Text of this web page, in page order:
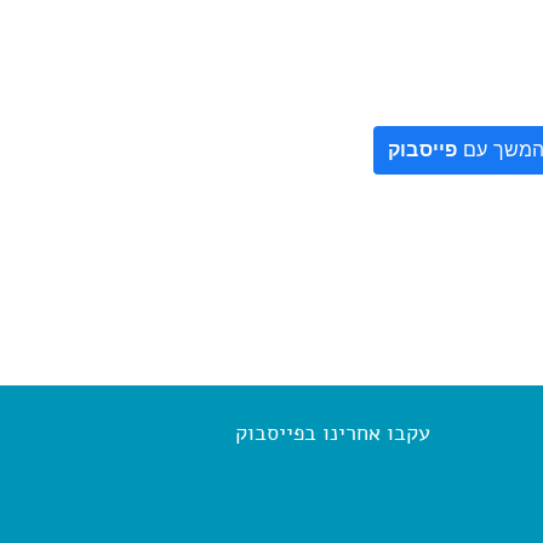
המשך עם פייסבוק
עקבו אחרינו בפייסבוק